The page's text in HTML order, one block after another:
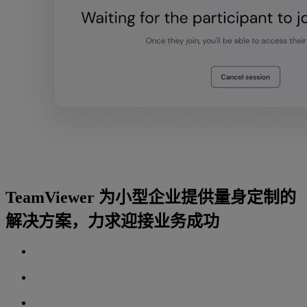
TeamViewer 为小型企业提供量身定制的
解决方案，力求迎接业务成功